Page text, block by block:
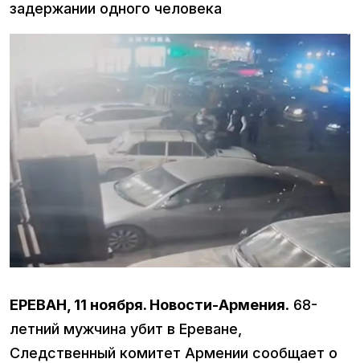
задержании одного человека
ЕРЕВАН, 11 ноября. Новости-Армения. 68-
летний мужчина убит в Ереване,
Следственный комитет Армении сообщает о